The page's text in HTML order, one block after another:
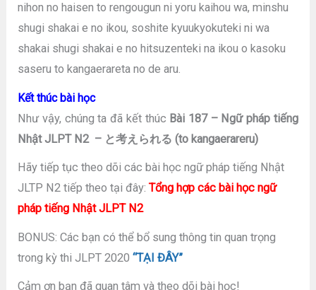
nihon no haisen to rengougun ni yoru kaihou wa, minshu
shugi shakai e no ikou, soshite kyuukyokuteki ni wa
shakai shugi shakai e no hitsuzenteki na ikou o kasoku
saseru to kangaerareta no de aru.
Kết thúc bài học
Như vậy, chúng ta đã kết thúc Bài 187 – Ngữ pháp tiếng
Nhật JLPT N2 – と考えられる (to kangaerareru)
Hãy tiếp tục theo dõi các bài học ngữ pháp tiếng Nhật
JLTP N2 tiếp theo tại đây:Tổng hợp các bài học ngữ
pháp tiếng Nhật JLPT N2
BONUS: Các bạn có thể bổ sung thông tin quan trọng
trong kỳ thi JLPT 2020“TẠI ĐÂY”
Cảm ơn bạn đã quan tâm và theo dõi bài học!